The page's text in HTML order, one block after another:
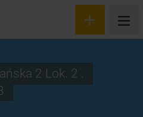
2 Lok. 2 .